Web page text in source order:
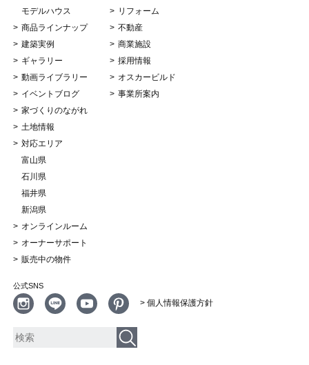
モデルハウス
商品ラインナップ
建築実例
ギャラリー
動画ライブラリー
イベントブログ
家づくりのながれ
土地情報
対応エリア
富山県
石川県
福井県
新潟県
オンラインルーム
オーナーサポート
販売中の物件
リフォーム
不動産
商業施設
採用情報
オスカービルド
事業所案内
公式SNS
> 個人情報保護方針